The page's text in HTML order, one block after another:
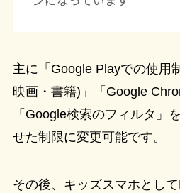
主に「Google Playでの使用
映画・書籍)」「Google
「Google検索のフィルタ」
せた制限に変更可能です。
その後、キッズスマホとし